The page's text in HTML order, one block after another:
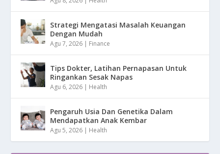
Strategi Mengatasi Masalah Keuangan
Dengan Mudah
Agu 7, 2026 | Finance
Tips Dokter, Latihan Pernapasan Untuk
Ringankan Sesak Napas
Agu 6, 2026 | Health
Pengaruh Usia Dan Genetika Dalam
Mendapatkan Anak Kembar
Agu 5, 2026 | Health